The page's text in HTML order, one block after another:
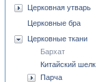
Церковная утварь
Церковные бра
Церковные ткани
Бархат
Китайский шелк
Парча